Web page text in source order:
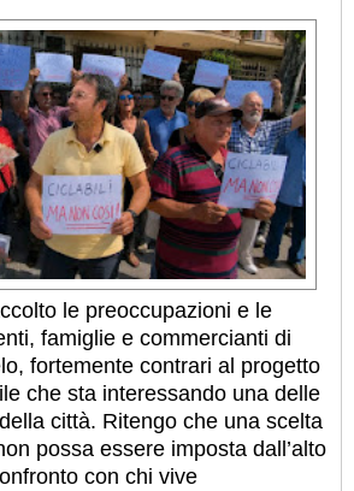
le preoccupazioni e le
famiglie e commercianti di
fortemente contrari al progetto
che sta interessando una delle
città. Ritengo che una scelta
possa essere imposta dall’alto
con chi vive